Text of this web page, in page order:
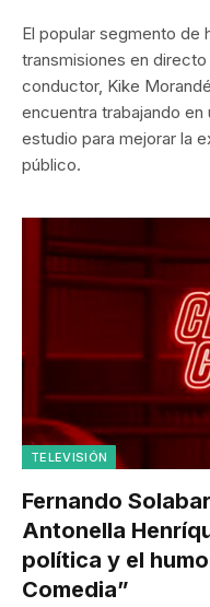
El popular segmento de
transmisiones en
conductor, Kike
encuentra trabajando en
estudio para mejorar la
público.
TELEVISIÓN
Fernando
Antonella
política y el
Comedia”